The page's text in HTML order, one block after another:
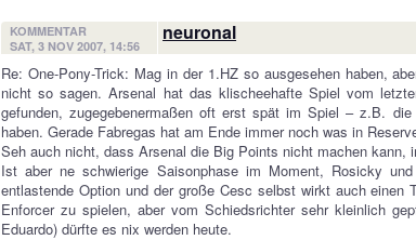
KOMMENTAR
SAT, 3 NOV 2007, 14:56
neuronal
Re: One-Pony-Trick: Mag in der 1.HZ so ausgesehen haben,
nicht so sagen. Arsenal hat das klischeehafte Spiel vom
gefunden, zugegebenermaßen oft erst spät im Spiel – z.B.
haben. Gerade Fabregas hat am Ende immer noch was in
Seh auch nicht, dass Arsenal die Big Points nicht machen kann,
Ist aber ne schwierige Saisonphase im Moment, Rosicky
entlastende Option und der große Cesc selbst wirkt auch
Enforcer zu spielen, aber vom Schiedsrichter sehr kleinlich
Eduardo) dürfte es nix werden heute.